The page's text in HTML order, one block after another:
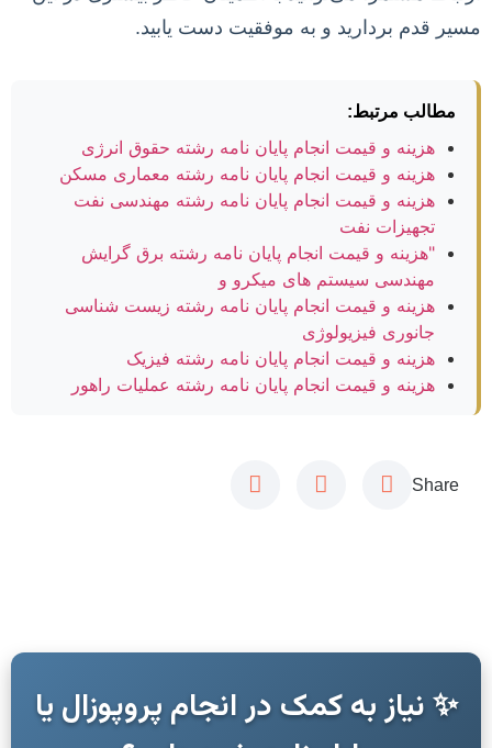
مسیر قدم بردارید و به موفقیت دست یابید.
مطالب مرتبط:
هزینه و قیمت انجام پایان نامه رشته حقوق انرژی
هزینه و قیمت انجام پایان نامه رشته معماری مسکن
هزینه و قیمت انجام پایان نامه رشته مهندسی نفت
تجهیزات نفت
"هزینه و قیمت انجام پایان نامه رشته برق گرایش
مهندسی سیستم های میکرو و
هزینه و قیمت انجام پایان نامه رشته زیست شناسی
جانوری فیزیولوژی
هزینه و قیمت انجام پایان نامه رشته فیزیک
هزینه و قیمت انجام پایان نامه رشته عملیات راهور
Share
✨ نیاز به کمک در انجام پروپوزال یا